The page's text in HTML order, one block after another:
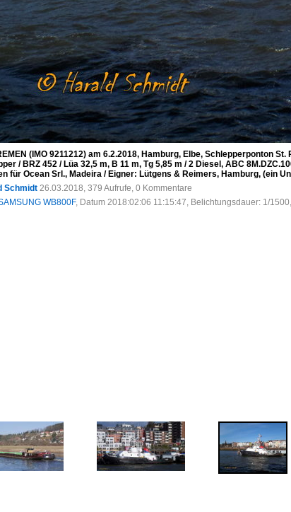
(IMO 9211212) am 6.2.2018, Hamburg, Elbe, Schlepperponton
/ BRZ 452 / Lüa 32,5 m, B 11 m, Tg 5,85 m / 2 Diesel, ABC
für Ocean Srl., Madeira / Eigner: Lütgens & Reimers, Hamburg, (ein
Schmidt 26.03.2018, 379 Aufrufe, 0 Kommentare
WB800F, Datum 2018:02:06 11:15:47, Belichtungsdauer: 1/